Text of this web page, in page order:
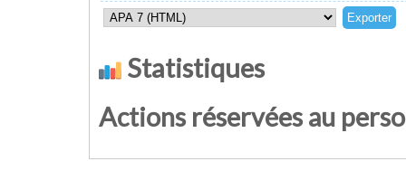
Statistiques
Actions réservées au